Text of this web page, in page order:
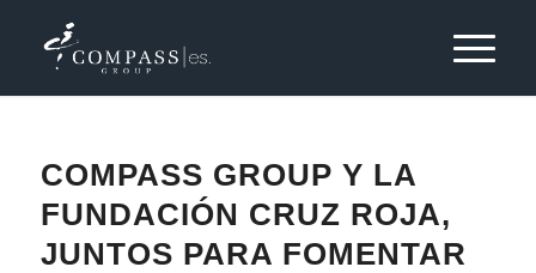
COMPASS GROUP Y LA
FUNDACIÓN CRUZ ROJA,
JUNTOS PARA FOMENTAR